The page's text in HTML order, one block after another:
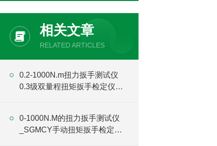
相关文章
RELATED ARTICLES
0.2-1000N.m扭力扳手测试仪
0.3级双量程扭矩扳手检定仪厂
0-1000N.M的扭力扳手测试仪
_SGMCY手动扭矩扳手检定仪